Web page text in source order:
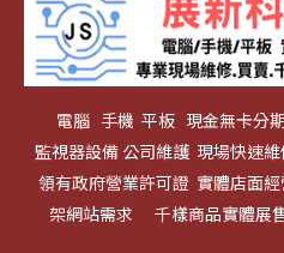
電腦 手機 平板 現金無卡分
監視器設備 公司維護 現場快速
領有政府營業許可證 實體店面經
架網站需求 千樣商品實體展